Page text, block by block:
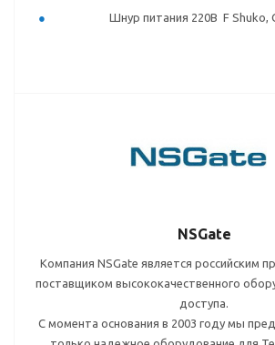
Шнур питания 220В F Shuko,
NSGate
Компания NSGate является российским
поставщиком высококачественного
доступа.
С момента основания в 2003 году мы